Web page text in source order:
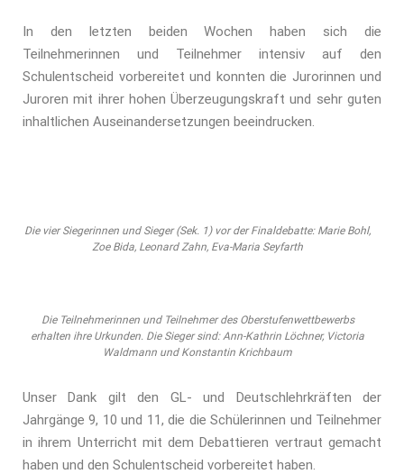
In den letzten beiden Wochen haben sich die
Teilnehmerinnen und Teilnehmer intensiv auf den
Schulentscheid vorbereitet und konnten die Jurorinnen und
Juroren mit ihrer hohen Überzeugungskraft und sehr guten
inhaltlichen Auseinandersetzungen beeindrucken.
Die vier Siegerinnen und Sieger (Sek. 1) vor der Finaldebatte: Marie Bohl,
Zoe Bida, Leonard Zahn, Eva-Maria Seyfarth
Die Teilnehmerinnen und Teilnehmer des Oberstufenwettbewerbs
erhalten ihre Urkunden. Die Sieger sind: Ann-Kathrin Löchner, Victoria
Waldmann und Konstantin Krichbaum
Unser Dank gilt den GL- und Deutschlehrkräften der
Jahrgänge 9, 10 und 11, die die Schülerinnen und Teilnehmer
in ihrem Unterricht mit dem Debattieren vertraut gemacht
haben und den Schulentscheid vorbereitet haben.